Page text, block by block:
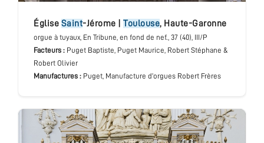
église Saint-Jérome Toulouse, Haute-Garonne
orgue à tuyaux, En Tribune, en fond de nef., 37 (40), III/P
Facteurs : Puget Baptiste, Puget Maurice, Robert Stéphane &
Robert Olivier
Manufactures : Puget, Manufacture d’orgues Robert Frères